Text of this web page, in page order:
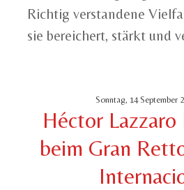
Richtig verstandene
sie bereichert, stärkt und
Sonntag, 14 September
Héctor Lazzaro
beim Gran